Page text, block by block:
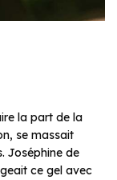
la part de la
se massait
Joséphine de
ce gel avec